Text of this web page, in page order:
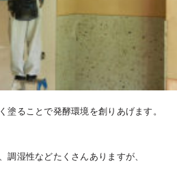
塗ることで発酵環境を創りあげます。
調湿性などたくさんありますが、